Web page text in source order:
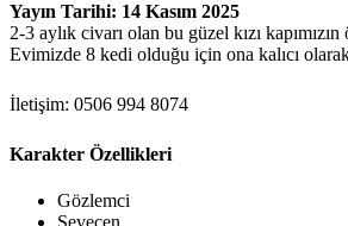
Yayın Tarihi: 14 Kasım 2025
2-3 aylık civarı olan bu güzel kızı
Evimizde 8 kedi olduğu için ona kalıcı
İletişim: 0506 994 8074
Karakter Özellikleri
Gözlemci